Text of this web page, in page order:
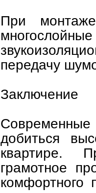
При монтаже
передачу
Заключение
добиться
квартире.
грамотное